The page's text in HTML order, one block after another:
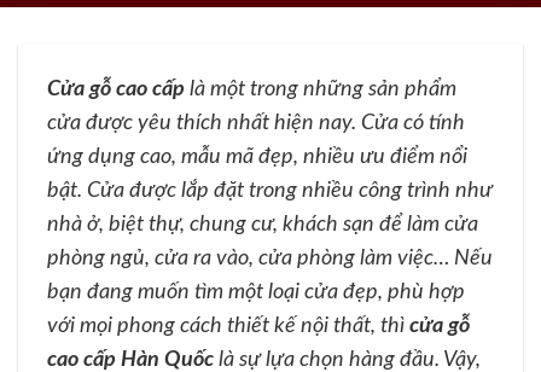
Cửa gỗ cao cấp là một trong những sản phẩm
cửa được yêu thích nhất hiện nay. Cửa có tính
ứng dụng cao, mẫu mã đẹp, nhiều ưu điểm nổi
bật. Cửa được lắp đặt trong nhiều công trình như
nhà ở, biệt thự, chung cư, khách sạn để làm cửa
phòng ngủ, cửa ra vào, cửa phòng làm việc… Nếu
bạn đang muốn tìm một loại cửa đẹp, phù hợp
với mọi phong cách thiết kế nội thất, thì cửa gỗ
cao cấp Hàn Quốc là sự lựa chọn hàng đầu. Vậy,